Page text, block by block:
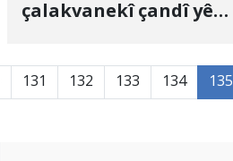
çalakvanekî çandî yê
131 132 133 134 135